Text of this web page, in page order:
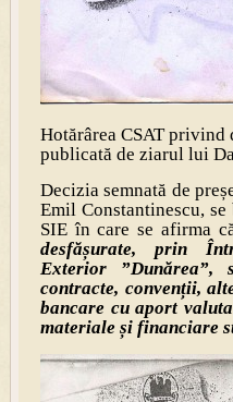
Hotărârea CSAT
publicată de ziarul lui
Decizia semnată de
Emil Constantinescu,
SIE în care se afirma
desfășurate, prin
Exterior ”Dunărea”,
contracte, convenții,
bancare cu aport
materiale și financiare